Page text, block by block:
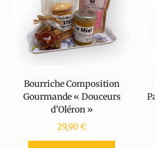
Bourriche Composition
Gourmande « Douceurs
d’Oléron »
29,90€